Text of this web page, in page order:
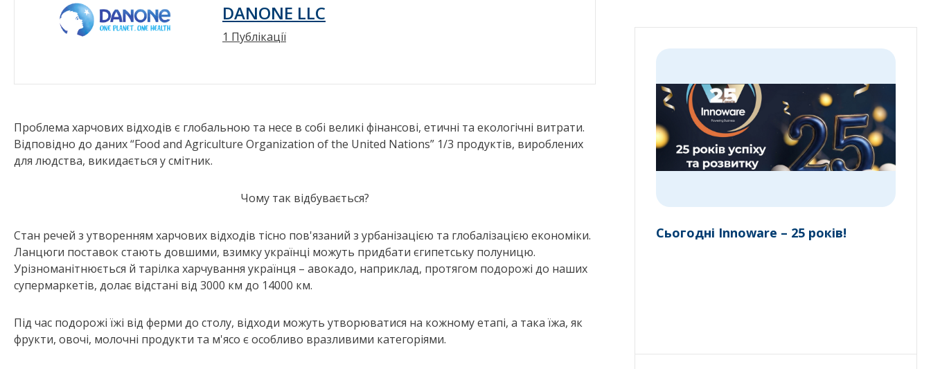
DANONE LLC
1 Публікації
Проблема харчових відходів є глобальною та несе в собі великі фінансові, етичні та екологічні витрати.
Відповідно до даних “Food and Agriculture Organization of the United Nations” 1/3 продуктів, вироблених
для людства, викидається у смітник.
Чому так відбувається?
Стан речей з утворенням харчових відходів тісно пов'язаний з урбанізацією та глобалізацією економіки.
Ланцюги поставок стають довшими, взимку українці можуть придбати єгипетську полуницю.
Урізноманітнюється й тарілка харчування українця – авокадо, наприклад, протягом подорожі до наших
супермаркетів, долає відстані від 3000 км до 14000 км.
Під час подорожі їжі від ферми до столу, відходи можуть утворюватися на кожному етапі, а така їжа, як
фрукти, овочі, молочні продукти та м'ясо є особливо вразливими категоріями.
Сьогодні Innoware – 25 років!